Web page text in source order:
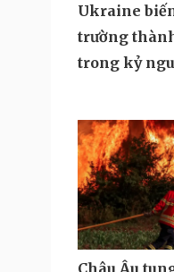
Ukraine
trường
trong kỷ